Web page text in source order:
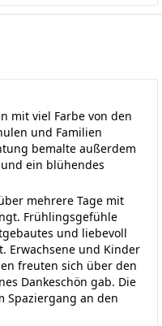
mit viel Farbe von den
und Familien
bemalte außerdem
ein blühendes
mehrere Tage mit
Frühlingsgefühle
und liebevoll
Erwachsene und Kinder
freuten sich über den
Dankeschön gab. Die
Spaziergang an den